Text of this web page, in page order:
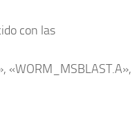
con las
«WORM_MSBLAST.A»,